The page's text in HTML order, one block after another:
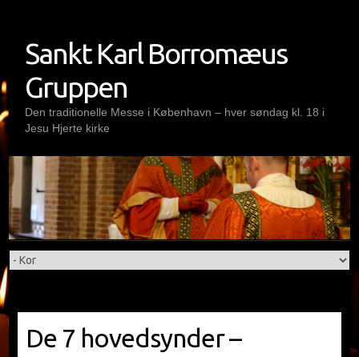
contentSankt Karl Borromæus
Gruppen
Den traditionelle Messe i København – hver søndag kl. 18 i
Jesu Hjerte kirke
De 7 hovedsynder –